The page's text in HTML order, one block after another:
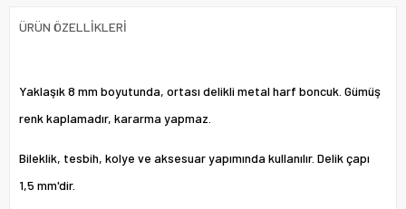
ÜRÜN ÖZELLIKLERI
Yaklaşık 8 mm boyutunda, ortası delikli metal harf boncuk. Gümüş
renk kaplamadır, kararma yapmaz.
Bileklik, tesbih, kolye ve aksesuar yapımında kullanılır. Delik çapı
1,5 mm'dir.